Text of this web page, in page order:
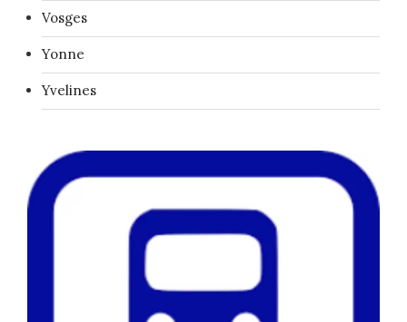
Vosges
Yonne
Yvelines